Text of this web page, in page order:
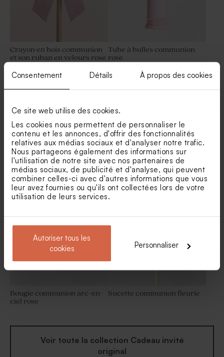
Consentement Détails À propos des cookies
Ce site web utilise des cookies.
Les cookies nous permettent de personnaliser le
contenu et les annonces, d'offrir des fonctionnalités
relatives aux médias sociaux et d'analyser notre trafic.
Nous partageons également des informations sur
l'utilisation de notre site avec nos partenaires de
médias sociaux, de publicité et d'analyse, qui peuvent
combiner celles-ci avec d'autres informations que vous
leur avez fournies ou qu'ils ont collectées lors de votre
utilisation de leurs services.
Autoriser tous les
cookies
Personnaliser
Crayon en bois communion
et son ruban en velours rose
Tube à bulles communion
rose
Bougie communion
pyramide de boules roses
Limited edition
Bougie communion striée
rose
Bougie communion arc-en-
ciel rose
Sucette communion fleurie
Voir toute la collection Cadeau invité
original